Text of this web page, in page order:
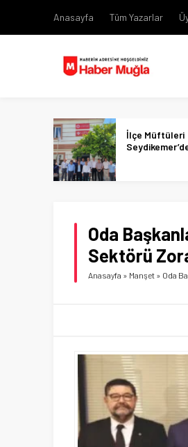
Anasayfa Tüm Yazarlar
İlçe Müftüleri
Oda
Sektörü
Anasayfa » Manşet » Oda